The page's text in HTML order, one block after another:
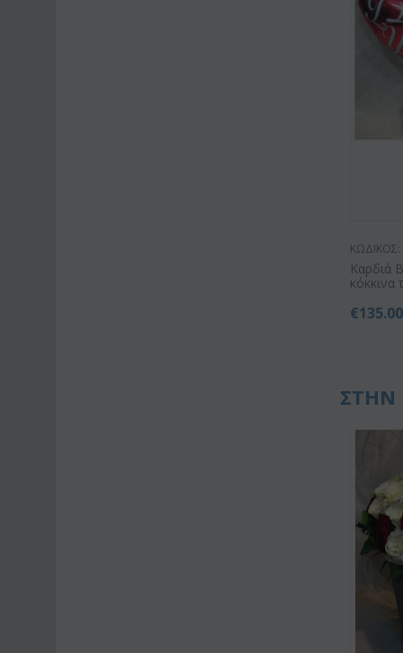
ΚΩΔΙΚΟΣ:
Καρδιά
κόκκινα
€135.00
ΣΤΗΝ